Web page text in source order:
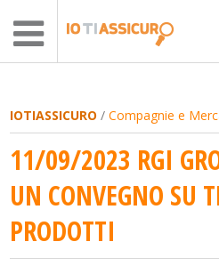
IOTIASSICURO /Compagnie e
11/09/2023 RGI
UN CONVEGNO SU
PRODOTTI